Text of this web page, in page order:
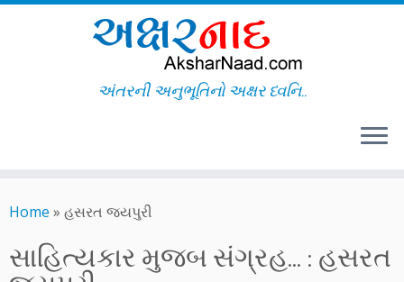
to
અંતરની અનુભૂતિનો અક્ષર ધ્વનિ..
Home » હસરત જયપુરી
સાહિત્યકાર મુજબ સંગ્રહ... : હસરત